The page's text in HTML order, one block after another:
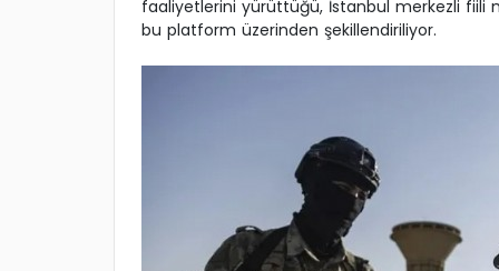
faaliyetlerini yürüttüğü, İstanbul merkezli fiili
bu platform üzerinden şekillendiriliyor.